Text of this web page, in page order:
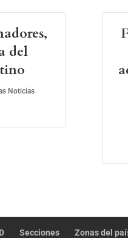
del
Noticias
Secciones Zonas del